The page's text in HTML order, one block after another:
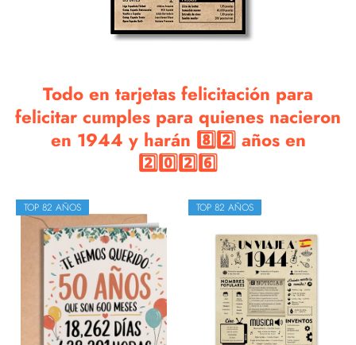
Todo en tarjetas felicitación para
felicitar cumples para quienes nacieron
en 1944 y harán 8️⃣2️⃣ años en
2️⃣0️⃣2️⃣6️⃣
TOP 82 AÑOS TOP 82 AÑOS